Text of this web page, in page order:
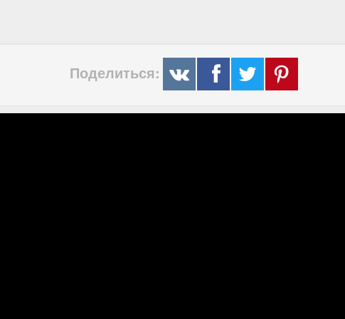
Поделиться: